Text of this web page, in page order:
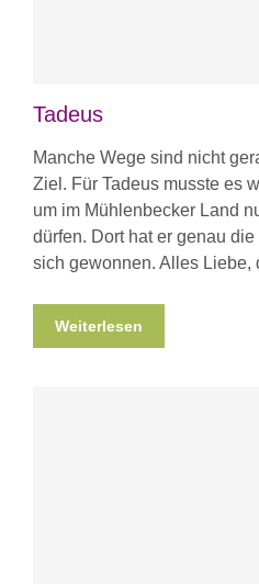
Tadeus
Manche Wege sind nicht
Ziel. Für Tadeus musste es
um im Mühlenbecker Land
dürfen. Dort hat er genau
sich gewonnen. Alles Liebe,
Weiterlesen